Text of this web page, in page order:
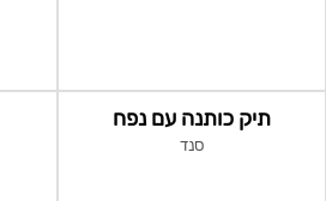
תיק כותנה עם נפח
סנד